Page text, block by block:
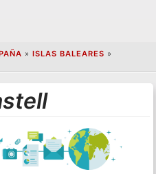
» ISLAS BALEARES »